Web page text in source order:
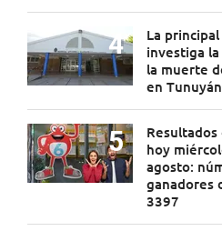
La
investiga
la muerte
en Tunuyán
hoy
agosto:
ganadores
3397